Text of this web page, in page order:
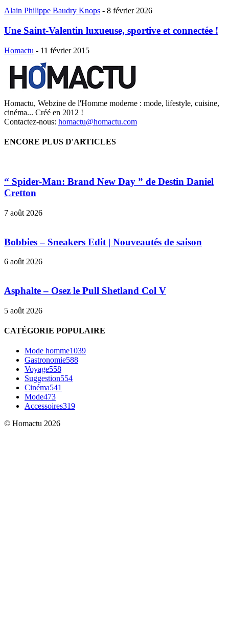
Alain Philippe Baudry Knops - 8 février 2026
Une Saint-Valentin luxueuse, sportive et connectée !
Homactu - 11 février 2015
Homactu, Webzine de l'Homme moderne : mode, lifestyle, cuisine,
cinéma... Créé en 2012 !
Contactez-nous: homactu@homactu.com
ENCORE PLUS D'ARTICLES
“ Spider-Man: Brand New Day ” de Destin Daniel
Cretton
7 août 2026
Bobbies – Sneakers Edit | Nouveautés de saison
6 août 2026
Asphalte – Osez le Pull Shetland Col V
5 août 2026
CATÉGORIE POPULAIRE
Mode homme1039
Gastronomie588
Voyage558
Suggestion554
Cinéma541
Mode473
Accessoires319
© Homactu 2026